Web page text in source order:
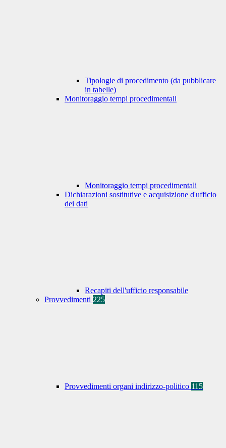
Tipologie di procedimento (da pubblicare
in tabelle)
Monitoraggio tempi procedimentali
Monitoraggio tempi procedimentali
Dichiarazioni sostitutive e acquisizione d'ufficio
dei dati
Recapiti dell'ufficio responsabile
Provvedimenti 225
Provvedimenti organi indirizzo-politico 115